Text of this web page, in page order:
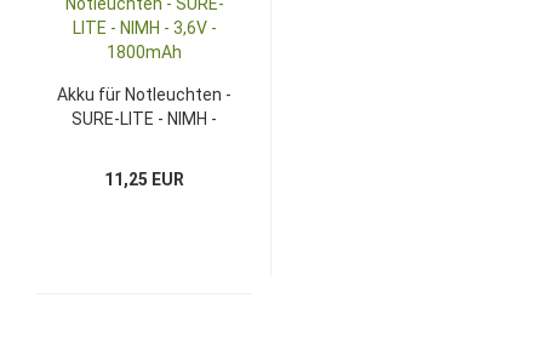
Akku für Notleuchten -
SURE-LITE - NIMH -
11,25 EUR